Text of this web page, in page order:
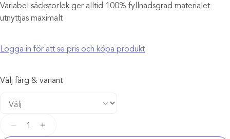
Variabel säckstorlek ger alltid 100% fyllnadsgrad materialet
utnyttjas maximalt
Logga in för att se pris och köpa produkt
Välj färg & variant
Longopac
+